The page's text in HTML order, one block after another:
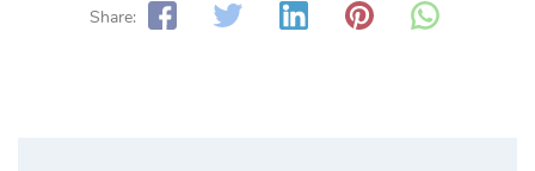
Share: